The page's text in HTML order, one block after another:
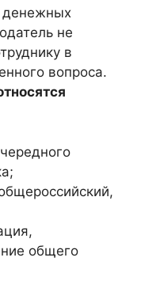
денежных
не
в
вопроса.
общего